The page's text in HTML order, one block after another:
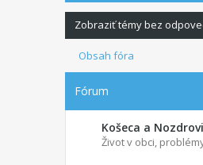
Zobraziť témy bez
Obsah fóra
Fórum
Košeca a
Život v obci,